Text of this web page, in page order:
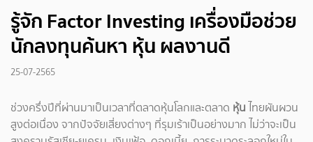
รู้จัก Factor Investing เครื่องมือช่วย
นักลงทุนค้นหา หุ้น ผลงานดี
25-07-2565
ช่วงครึ่งปีที่ผ่านมาเป็นเวลาที่ตลาดหุ้นโลกและตลาด หุ้น ไทยผันผวน
สูงต่อเนื่อง จากปัจจัยเสี่ยงต่างๆ ที่รุมเร้าเป็นอย่างมาก ไม่ว่าจะเป็น